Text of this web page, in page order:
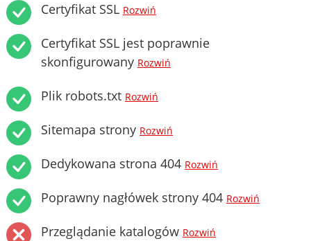
Certyfikat SSL Rozwiń
Certyfikat SSL jest poprawnie
skonfigurowany Rozwiń
Plik robots.txt Rozwiń
Sitemapa strony Rozwiń
Dedykowana strona 404 Rozwiń
Poprawny nagłówek strony 404 Rozwiń
Przeglądanie katalogów Rozwiń